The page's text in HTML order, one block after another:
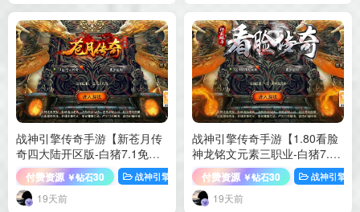
战神引擎传奇手游【新苍月传
奇四大陆开区版-白猪7.1免授
权】最新整理Win一键服务端
+GM充值后台+安卓苹果双端
+详细搭建教程+视频教程
付费资源 ￥钻石30 战神引擎 手游源码
19天前
战神引擎传奇手游【1.80看脸
神龙铭文元素三职业-白猪7.2
免授权】最新整理Win一键服
务端+GM充值后台+安卓苹果
双端+详细搭建教程+视频教程
付费资源 ￥钻石30 战神引擎
19天前